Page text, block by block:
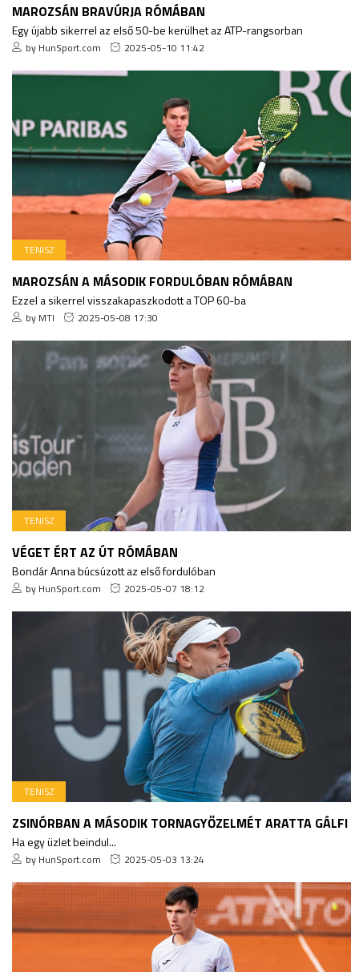
MAROZSÁN BRAVÚRJA RÓMÁBAN
Egy újabb sikerrel az első 50-be kerülhet az ATP-rangsorban
by HunSport.com 2025-05-10 11:42
TENISZ
MAROZSÁN A MÁSODIK FORDULÓBAN RÓMÁBAN
Ezzel a sikerrel visszakapaszkodott a TOP 60-ba
by MTI 2025-05-08 17:30
TENISZ
VÉGET ÉRT AZ ÚT RÓMÁBAN
Bondár Anna búcsúzott az első fordulóban
by HunSport.com 2025-05-07 18:12
TENISZ
ZSINÓRBAN A MÁSODIK TORNAGYŐZELMÉT ARATTA GÁLFI
Ha egy üzlet beindul...
by HunSport.com 2025-05-03 13:24